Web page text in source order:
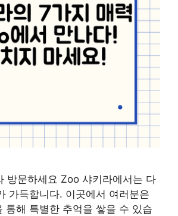
방문하세요 Zoo 샤키라에서는 다
가득합니다. 이곳에서 여러분은
통해 특별한 추억을 쌓을 수 있습